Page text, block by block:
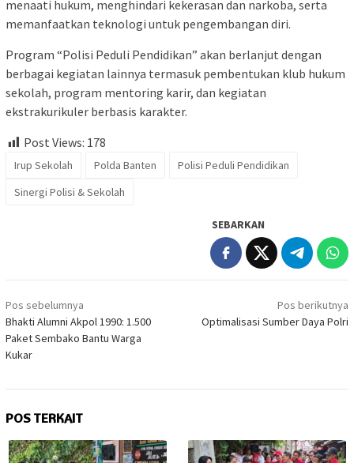
menaati hukum, menghindari kekerasan dan narkoba, serta
memanfaatkan teknologi untuk pengembangan diri.
Program “Polisi Peduli Pendidikan” akan berlanjut dengan
berbagai kegiatan lainnya termasuk pembentukan klub hukum
sekolah, program mentoring karir, dan kegiatan
ekstrakurikuler berbasis karakter.
Post Views: 178
Irup Sekolah Polda Banten
Polisi Peduli Pendidikan
Sinergi Polisi & Sekolah
SEBARKAN
Navigasi
pos
Pos sebelumnya
Bhakti Alumni Akpol 1990: 1.500
Paket Sembako Bantu Warga
Kukar
Pos berikutnya
Optimalisasi Sumber Daya Polri
POS TERKAIT